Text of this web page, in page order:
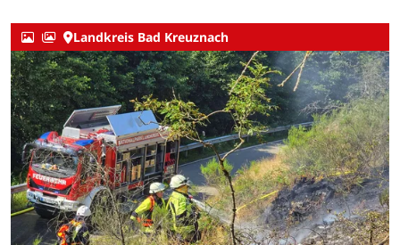
Landkreis Bad Kreuznach